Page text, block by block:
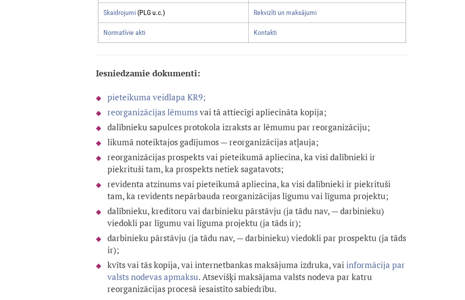
Skaidrojumi(PLG u.c.) Rekvizīti un maksājumi
Normatīvie akti Kontakti
Iesniedzamie dokumenti:
pieteikuma veidlapa KR9;
reorganizācijas lēmumsvai tā attiecīgi apliecināta kopija;
dalībnieku sapulces protokola izraksts ar lēmumu par reorganizāciju;
likumā noteiktajos gadījumos — reorganizācijas atļauja;
reorganizācijas prospekts vai pieteikumā apliecina, ka visi dalībnieki ir
piekrituši tam, ka prospekts netiek sagatavots;
revidenta atzinums vai pieteikumā apliecina, ka visi dalībnieki ir piekrituši
tam, ka revidents nepārbauda reorganizācijas līgumu vai līguma projektu;
dalībnieku, kreditoru vai darbinieku pārstāvju (ja tādu nav, — darbinieku)
viedokli par līgumu vai līguma projektu (ja tāds ir);
darbinieku pārstāvju (ja tādu nav, — darbinieku) viedokli par prospektu (ja tāds
ir);
kvīts vai tās kopija, vai internetbankas maksājuma izdruka, vaiinformācija par
valsts nodevas apmaksu. Atsevišķi maksājama valsts nodeva par katru
reorganizācijas procesā iesaistīto sabiedrību.